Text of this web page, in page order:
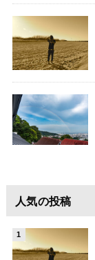
人気の投稿